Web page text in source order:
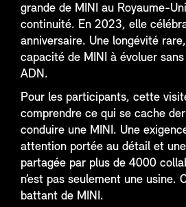
grande de MINI au Royaume-
continuité. En 2023, elle
anniversaire. Une longévité
capacité de MINI à évoluer
ADN.
Pour les participants, cette
comprendre ce qui se cache
conduire une MINI. Une
attention portée au détail et
partagée par plus de 4000
n’est pas seulement une usine.
battant de MINI.